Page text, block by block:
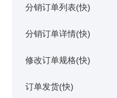
分销订单列表(快)
分销订单详情(快)
修改订单规格(快)
订单发货(快)